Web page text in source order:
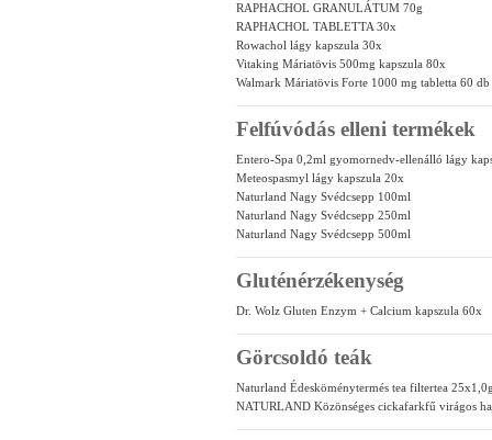
RAPHACHOL GRANULÁTUM 70g
RAPHACHOL TABLETTA 30x
Rowachol lágy kapszula 30x
Vitaking Máriatövis 500mg kapszula 80x
Walmark Máriatövis Forte 1000 mg tabletta 60 db
Felfúvódás elleni termékek
Entero-Spa 0,2ml gyomornedv-ellenálló lágy
Meteospasmyl lágy kapszula 20x
Naturland Nagy Svédcsepp 100ml
Naturland Nagy Svédcsepp 250ml
Naturland Nagy Svédcsepp 500ml
Gluténérzékenység
Dr. Wolz Gluten Enzym + Calcium kapszula 60x
Görcsoldó teák
Naturland Édesköménytermés tea filtertea
NATURLAND Közönséges cickafarkfű virágos